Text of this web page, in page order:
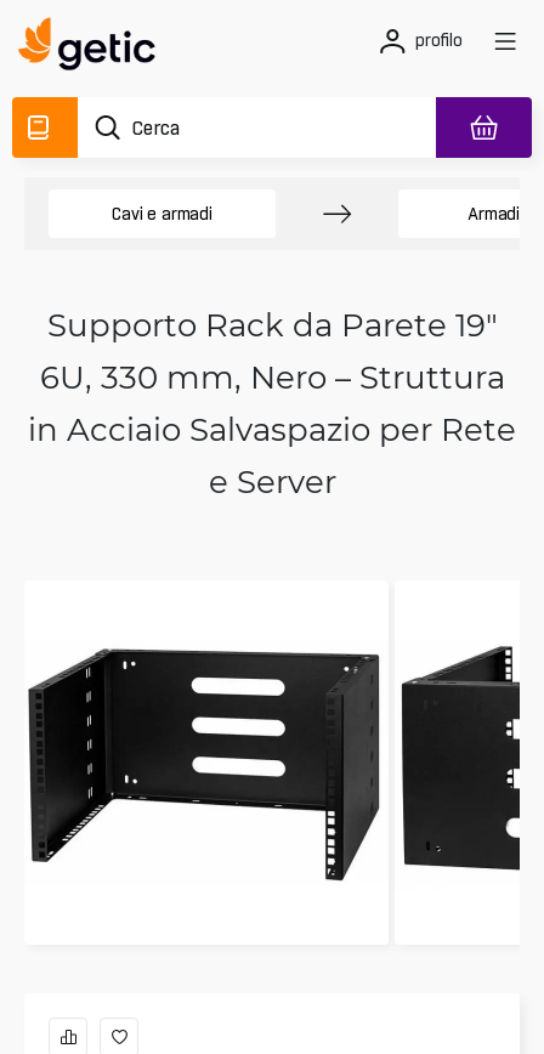
profilo
Cavi e armadi Armadi
Supporto Rack da Parete 19"
6U, 330 mm, Nero – Struttura
in Acciaio Salvaspazio per Rete
e Server